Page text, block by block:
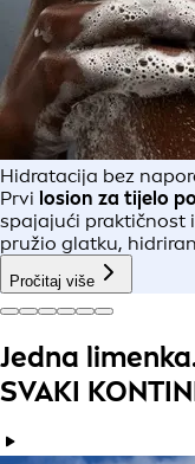
Hidratacija bez
Prvi losion za tijelo
spajajući praktičnost
pružio glatku,
Pročitaj više
Jedna
SVAKI